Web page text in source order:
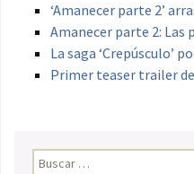
‘Amanecer parte 2’
Amanecer parte 2: Las
La saga ‘Crepúsculo’
Primer teaser trailer de
Buscar: